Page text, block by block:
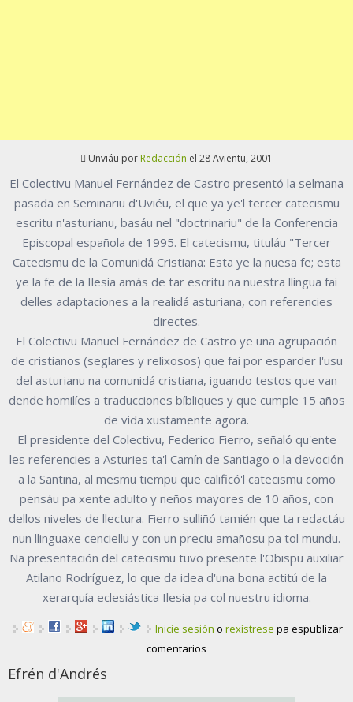
Unviáu por Redacción el 28 Avientu, 2001
El Colectivu Manuel Fernández de Castro presentó la selmana
pasada en Seminariu d'Uviéu, el que ya ye'l tercer catecismu
escritu n'asturianu, basáu nel "doctrinariu" de la Conferencia
Episcopal española de 1995. El catecismu, tituláu "Tercer
Catecismu de la Comunidá Cristiana: Esta ye la nuesa fe; esta
ye la fe de la Ilesia amás de tar escritu na nuestra llingua fai
delles adaptaciones a la realidá asturiana, con referencies
directes.
El Colectivu Manuel Fernández de Castro ye una agrupación
de cristianos (seglares y relixosos) que fai por esparder l'usu
del asturianu na comunidá cristiana, iguando testos que van
dende homilíes a traducciones bíbliques y que cumple 15 años
de vida xustamente agora.
El presidente del Colectivu, Federico Fierro, señaló qu'ente
les referencies a Asturies ta'l Camín de Santiago o la devoción
a la Santina, al mesmu tiempu que calificó'l catecismu como
pensáu pa xente adulto y neños mayores de 10 años, con
dellos niveles de llectura. Fierro sulliñó tamién que ta redactáu
nun llinguaxe cenciellu y con un preciu amañosu pa tol mundu.
Na presentación del catecismu tuvo presente l'Obispu auxiliar
Atilano Rodríguez, lo que da idea d'una bona actitú de la
xerarquía eclesiástica Ilesia pa col nuestru idioma.
Inicie sesión o rexístrese pa espublizar
comentarios
Efrén d'Andrés